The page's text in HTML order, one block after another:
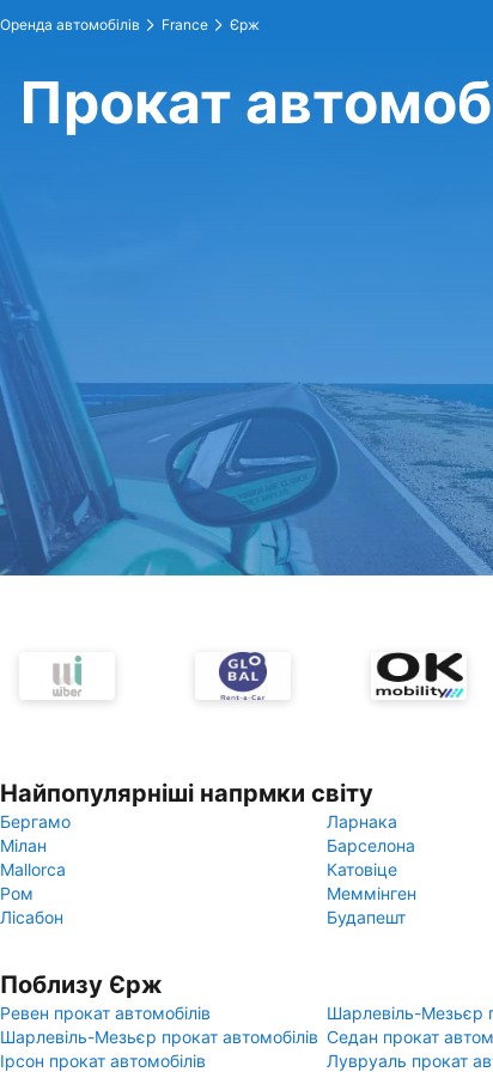
Оренда автомобілів France Єрж
Прокат
Найпопулярніші напрмки світу
Бергамо
Ларнака
Мілан
Барселона
Mallorca
Катовіце
Ром
Меммінген
Лісабон
Будапешт
Поблизу Єрж
Ревен прокат автомобілів
Шарлевіль-Мезьєр
Шарлевіль-Мезьєр прокат автомобілів Седан прокат
Ірсон прокат автомобілів
Лувруаль прокат